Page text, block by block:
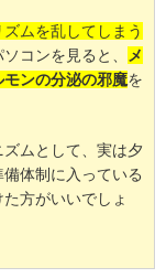
ムを乱してしまう
コンを見ると、 メ
ンの分泌の邪魔を
ムとして、実は夕
体制に入っている
方がいいでしょ